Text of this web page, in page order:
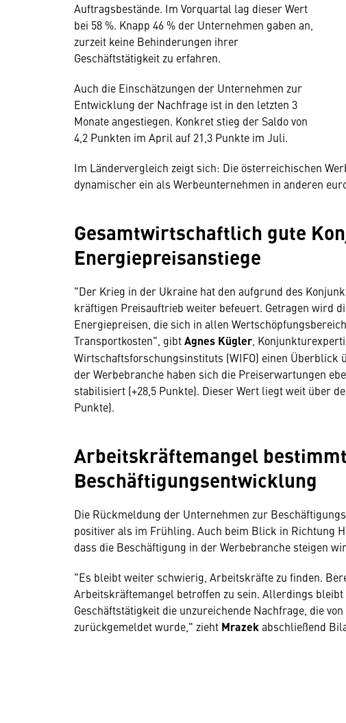
Auftragsbestände. Im Vorquartal lag dieser Wert
bei 58 %. Knapp 46 % der Unternehmen gaben an,
zurzeit keine Behinderungen ihrer
Geschäftstätigkeit zu erfahren.
Auch die Einschätzungen der Unternehmen zur
Entwicklung der Nachfrage ist in den letzten 3
Monate angestiegen. Konkret stieg der Saldo von
4,2 Punkten im April auf 21,3 Punkte im Juli.
Im Ländervergleich zeigt sich: Die österreichischen
dynamischer ein als Werbeunternehmen in anderen
Gesamtwirtschaftlich gute
Energiepreisanstiege
"Der Krieg in der Ukraine hat den aufgrund des
kräftigen Preisauftrieb weiter befeuert. Getragen wird
Energiepreisen, die sich in allen
Transportkosten", gibtAgnes Kügler ,
Wirtschaftsforschungsinstituts (WIFO) einen Überblick
der Werbebranche haben sich die Preiserwartungen
stabilisiert (+28,5 Punkte). Dieser Wert liegt weit über
Punkte).
Arbeitskräftemangel
Beschäftigungsentwicklung
Die Rückmeldung der Unternehmen zur
positiver als im Frühling. Auch beim Blick in Richtung
dass die Beschäftigung in der Werbebranche steigen
"Es bleibt weiter schwierig, Arbeitskräfte zu finden.
Arbeitskräftemangel betroffen zu sein. Allerdings
Geschäftstätigkeit die unzureichende Nachfrage, die
zurückgemeldet wurde," zieht Mrazekabschließend